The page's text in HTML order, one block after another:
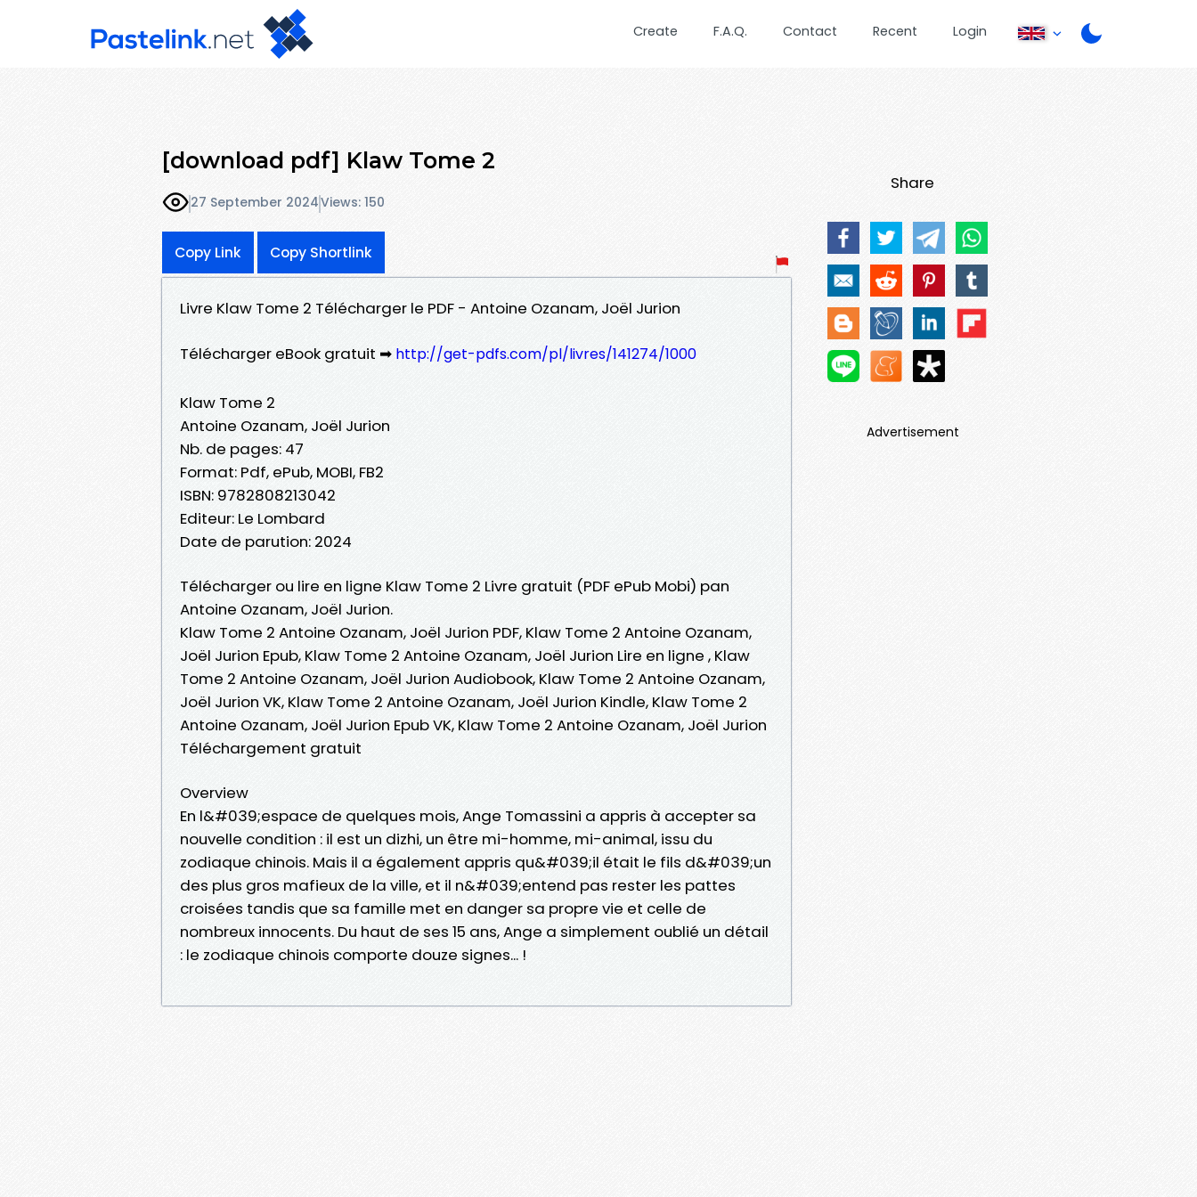
Create F.A.Q. Contact Recent Login
[download pdf] Klaw Tome 2
27 September 2024Views: 150
Copy Link Copy Shortlink
Livre Klaw Tome 2 Télécharger le PDF - Antoine Ozanam, Joël Jurion
Télécharger eBook gratuit ➡ http://get-pdfs.com/pl/livres/141274/1000
Klaw Tome 2
Antoine Ozanam, Joël Jurion
Nb. de pages: 47
Format: Pdf, ePub, MOBI, FB2
ISBN: 9782808213042
Editeur: Le Lombard
Date de parution: 2024
Télécharger ou lire en ligne Klaw Tome 2 Livre gratuit (PDF ePub Mobi) pan
Antoine Ozanam, Joël Jurion.
Klaw Tome 2 Antoine Ozanam, Joël Jurion PDF, Klaw Tome 2 Antoine Ozanam,
Joël Jurion Epub, Klaw Tome 2 Antoine Ozanam, Joël Jurion Lire en ligne , Klaw
Tome 2 Antoine Ozanam, Joël Jurion Audiobook, Klaw Tome 2 Antoine Ozanam,
Joël Jurion VK, Klaw Tome 2 Antoine Ozanam, Joël Jurion Kindle, Klaw Tome 2
Antoine Ozanam, Joël Jurion Epub VK, Klaw Tome 2 Antoine Ozanam, Joël Jurion
Téléchargement gratuit
Overview
En l&#039;espace de quelques mois, Ange Tomassini a appris à accepter sa
nouvelle condition : il est un dizhi, un être mi-homme, mi-animal, issu du
zodiaque chinois. Mais il a également appris qu&#039;il était le fils d&#039;un
des plus gros mafieux de la ville, et il n&#039;entend pas rester les pattes
croisées tandis que sa famille met en danger sa propre vie et celle de
nombreux innocents. Du haut de ses 15 ans, Ange a simplement oublié un détail
: le zodiaque chinois comporte douze signes... !
Share
Advertisement